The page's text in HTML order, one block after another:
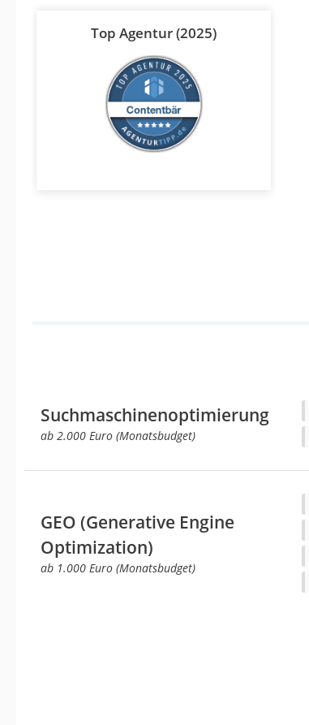
Top Agentur (2025)
Suchmaschinenoptimierung
ab 2.000 Euro (Monatsbudget)
GEO (Generative Engine
Optimization)
ab 1.000 Euro (Monatsbudget)